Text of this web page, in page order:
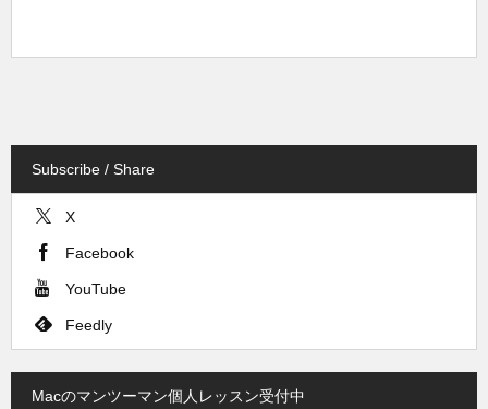
Subscribe / Share
X
Facebook
YouTube
Feedly
Macのマンツーマン個人レッスン受付中